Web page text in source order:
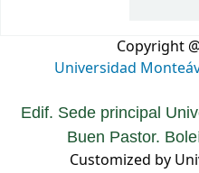
Copyright
Universidad
Edif. Sede principal
Buen Pastor.
Customized by